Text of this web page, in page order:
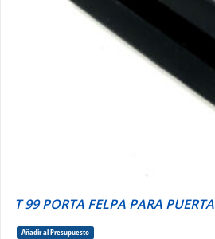
T 99 PORTA FELPA PARA PUERTA
Añadir al Presupuesto